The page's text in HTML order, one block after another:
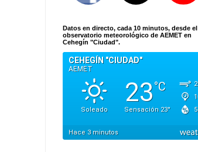
Datos en directo, cada 10 minutos, desde el
observatorio meteorológico de AEMET en
Cehegín "Ciudad".